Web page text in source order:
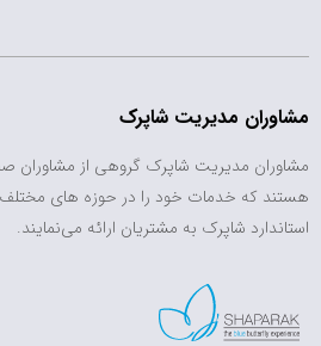
مشاوران مدیریت شاپرک
مشاوران مدیریت شاپرک گروهی از مشاوران
هستند که خدمات خود را در حوزه های
استاندارد شاپرک به مشتریان ارائه می‌نمایند.